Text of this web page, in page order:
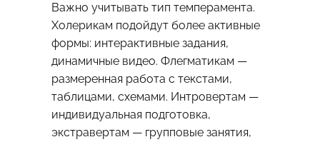
Важно учитывать тип темперамента.
Холерикам подойдут более активные
формы: интерактивные задания,
динамичные видео. Флегматикам —
размеренная работа с текстами,
таблицами, схемами. Интровертам —
индивидуальная подготовка,
экстравертам — групповые занятия,